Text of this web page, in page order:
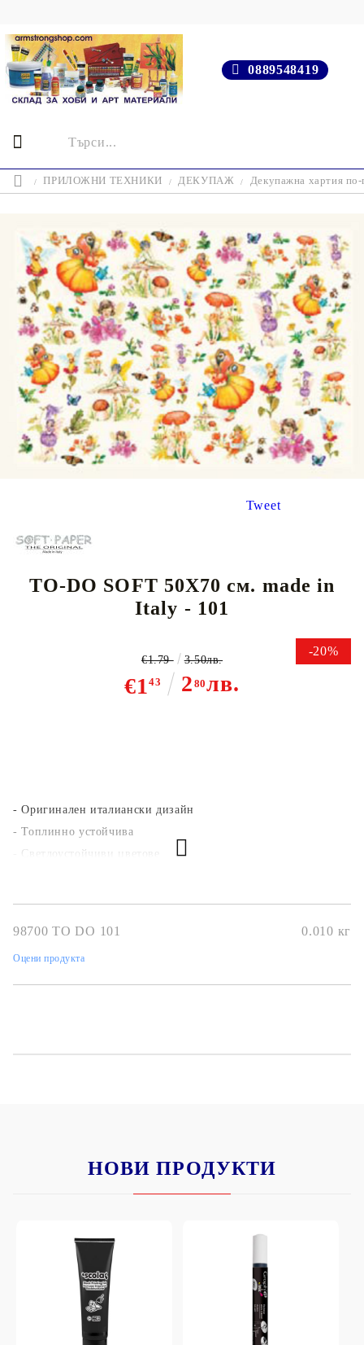
0889548419
ПРИЛОЖНИ ТЕХНИКИ ДЕКУПАЖ Декупажна хартия
Tweet
TO-DO SOFT 50Х70 см. made in
Italy - 101
-20%
€143 2 80лв.
€1.79 3.50лв.
- Оригинален италиански дизайн
- Топлинно устойчива
- Светлоустойчиви цветове
98700 TO DO 101 0.010 кг
Оцени продукта
НОВИ ПРОДУКТИ